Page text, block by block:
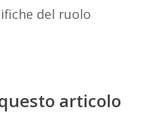
del ruolo
articolo